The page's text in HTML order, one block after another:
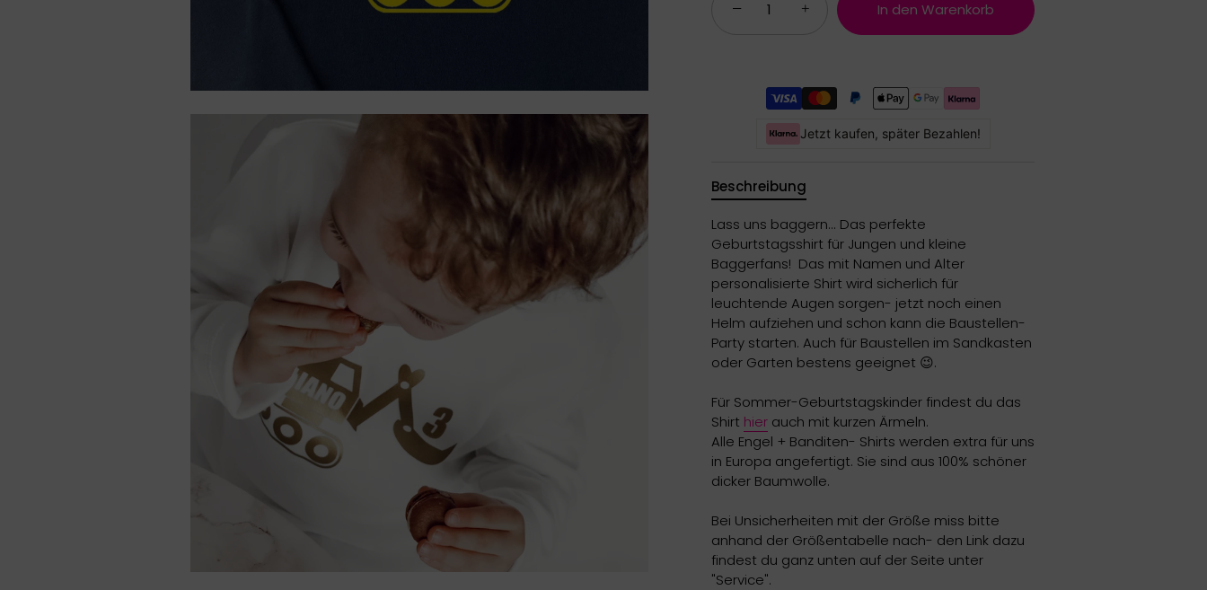
− + In den Warenkorb
Jetzt kaufen, später Bezahlen!
Beschreibung
Lass uns baggern... Das perfekte
Geburtstagsshirt für Jungen und kleine
Baggerfans! Das mit Namen und Alter
personalisierte Shirt wird sicherlich für
leuchtende Augen sorgen- jetzt noch einen
Helm aufziehen und schon kann die Baustellen-
Party starten. Auch für Baustellen im Sandkasten
oder Garten bestens geeignet 😉.
Für Sommer-Geburtstagskinder findest du das
Shirt hier auch mit kurzen Ärmeln.
Alle Engel + Banditen- Shirts werden extra für uns
in Europa angefertigt. Sie sind aus 100% schöner
dicker Baumwolle.
Bei Unsicherheiten mit der Größe miss bitte
anhand der Größentabelle nach- den Link dazu
findest du ganz unten auf der Seite unter
"Service".